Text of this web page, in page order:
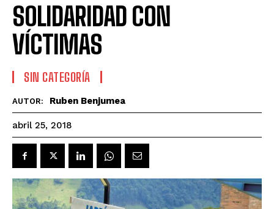
SOLIDARIDAD CON
VÍCTIMAS
SIN CATEGORÍA
AUTOR: Ruben Benjumea
abril 25, 2018